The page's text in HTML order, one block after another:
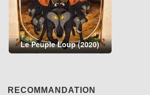
Le Peuple Loup (2020)
RECOMMANDATION